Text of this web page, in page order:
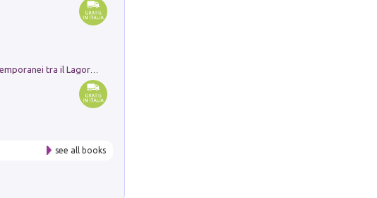
see all books